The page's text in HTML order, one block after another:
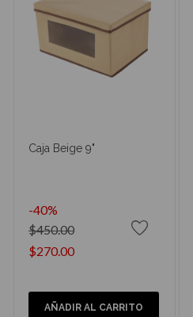
Caja Beige 9"
$270.00
$450.00
-40%
AÑADIR AL CARRITO